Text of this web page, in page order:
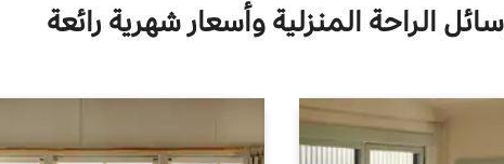
الراحة المنزلية وأسعار شهرية رائعة